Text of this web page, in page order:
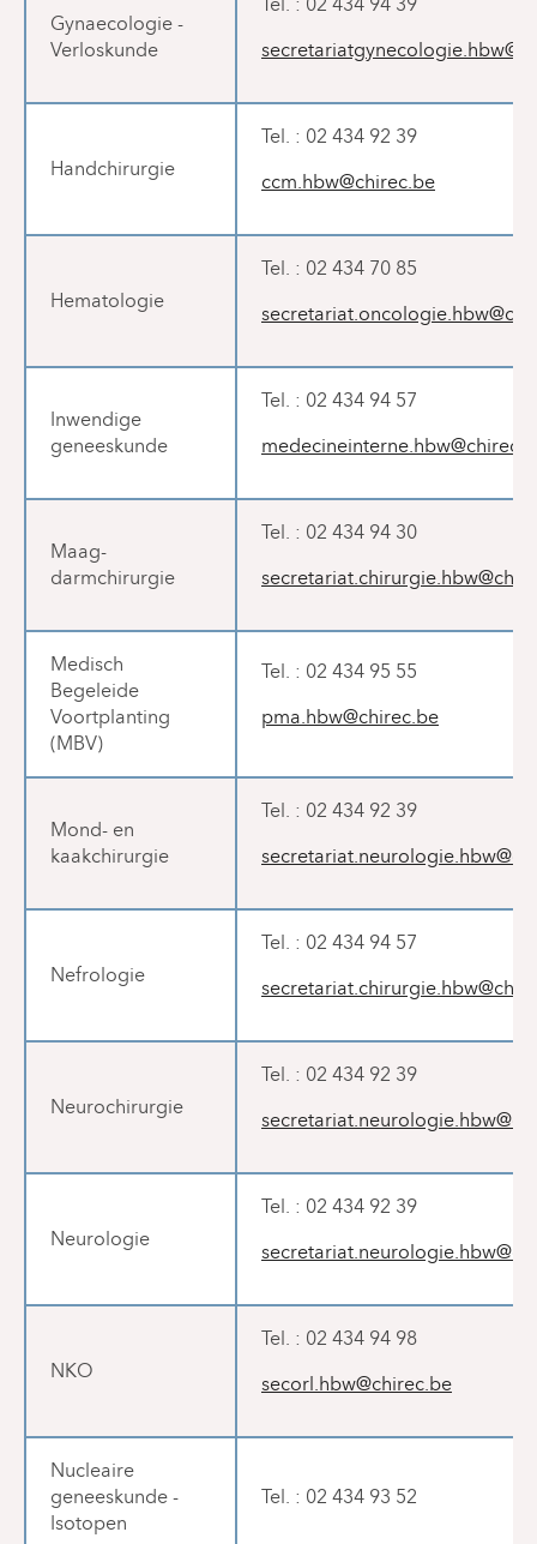
Gynaecologie -
Verloskunde
Handchirurgie
Tel. : 02 434 92 39
ccm.hbw@chirec.be
Hematologie
Tel. : 02 434 70 85
Inwendige
geneeskunde
Tel. : 02 434 94 57
Maag-
darmchirurgie
Tel. : 02 434 94 30
Medisch
Begeleide
Voortplanting
(MBV)
Tel. : 02 434 95 55
pma.hbw@chirec.be
Mond- en
kaakchirurgie
Tel. : 02 434 92 39
Nefrologie
Tel. : 02 434 94 57
Neurochirurgie
Tel. : 02 434 92 39
Neurologie
Tel. : 02 434 92 39
NKO
Tel. : 02 434 94 98
secorl.hbw@chirec.be
Nucleaire
geneeskunde -
Isotopen
Tel. : 02 434 93 52